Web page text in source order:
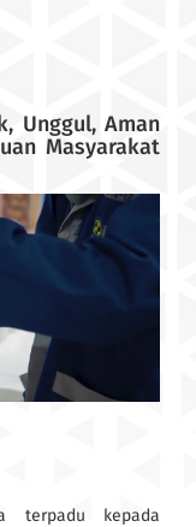
Unggul, Aman
Masyarakat
terpadu kepada